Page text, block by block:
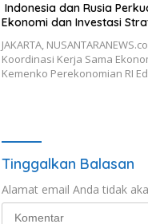
Indonesia dan Rusia
Ekonomi dan Investasi
JAKARTA,
Koordinasi Kerja Sama
Kemenko Perekonomian RI
Tinggalkan Balasan
Alamat email Anda tidak